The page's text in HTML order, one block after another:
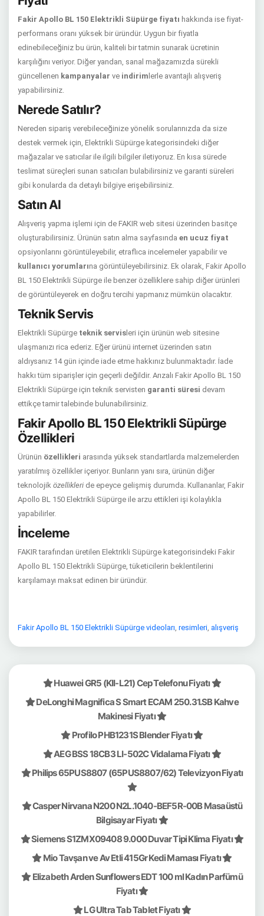
Fakir Apollo BL 150 Elektrikli Süpürge fiyatı hakkında ise fiyat-
performans oranı yüksek bir üründür. Uygun bir fiyatla
edinebileceğiniz bu ürün, kaliteli bir tatmin sunarak ücretinin
karşılığını veriyor. Diğer yandan, sanal mağazamızda sürekli
güncellenen kampanyalar ve indirim lerle avantajlı alışveriş
yapabilirsiniz.
Nerede Satılır?
Nereden sipariş verebileceğinize yönelik sorularınızda da size
destek vermek için, Elektrikli Süpürge kategorisindeki diğer
mağazalar ve satıcılar ile ilgili bilgiler iletiyoruz. En kısa sürede
teslimat süreçleri sunan satıcıları bulabilirsiniz ve garanti süreleri
gibi konularda da detaylı bilgiye erişebilirsiniz.
Satın Al
Alışveriş yapma işlemi için de FAKIR web sitesi üzerinden basitçe
oluşturabilirsiniz. Ürünün satın alma sayfasında en ucuz fiyat
opsiyonlarını görüntüleyebilir, etraflıca incelemeler yapabilir ve
kullanıcı yorumlarına görüntüleyebilirsiniz. Ek olarak, Fakir Apollo
BL 150 Elektrikli Süpürge ile benzer özelliklere sahip diğer ürünleri
de görüntüleyerek en doğru tercihi yapmanız mümkün olacaktır.
Teknik Servis
Elektrikli Süpürge teknik servis leri için ürünün web sitesine
ulaşmanızı rica ederiz. Eğer ürünü internet üzerinden satın
aldıysanız 14 gün içinde iade etme hakkınız bulunmaktadır. İade
hakkı tüm siparişler için geçerli değildir. Arızalı Fakir Apollo BL 150
Elektrikli Süpürge için teknik servisten garanti süresi devam
ettikçe tamir talebinde bulunabilirsiniz.
Fakir Apollo BL 150 Elektrikli Süpürge
Özellikleri
Ürünün özellikleri arasında yüksek standartlarda malzemelerden
yaratılmış özellikler içeriyor. Bunların yanı sıra, ürünün diğer
teknolojik özellikleri de epeyce gelişmiş durumda. Kullananlar, Fakir
Apollo BL 150 Elektrikli Süpürge ile arzu ettikleri işi kolaylıkla
yapabilirler.
İnceleme
FAKIR tarafından üretilen Elektrikli Süpürge kategorisindeki Fakir
Apollo BL 150 Elektrikli Süpürge, tüketicilerin beklentilerini
karşılamayı maksat edinen bir üründür.
Fakir Apollo BL 150 Elektrikli Süpürge videoları, resimleri, alışveriş
Huawei GR5 (KII-L21) Cep Telefonu Fiyatı
DeLonghi Magnifica S Smart ECAM 250.31.SB Kahve
Makinesi Fiyatı
Profilo PHB1231S Blender Fiyatı
AEG BSS 18CB3 LI-502C Vidalama Fiyatı
Philips 65PUS8807 (65PUS8807/62) Televizyon Fiyatı
Casper Nirvana N200 N2L.1040-BEF5R-00B Masaüstü
Bilgisayar Fiyatı
Siemens S1ZMX09408 9.000 Duvar Tipi Klima Fiyatı
Mio Tavşan ve Av Etli 415Gr Kedi Maması Fiyatı
Elizabeth Arden Sunflowers EDT 100 ml Kadın Parfümü
Fiyatı
LG Ultra Tab Tablet Fiyatı